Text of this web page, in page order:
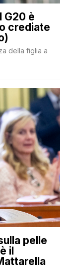
G20 è
crediate
della figlia a
pelle
il